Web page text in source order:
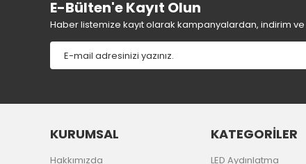
E-Bülten'e Kayıt Olun
Haber listemize kayıt olarak kampanyalardan, indirim
KURUMSAL
Hakkımızda
KATEGORİLER
LED Aydınlatma